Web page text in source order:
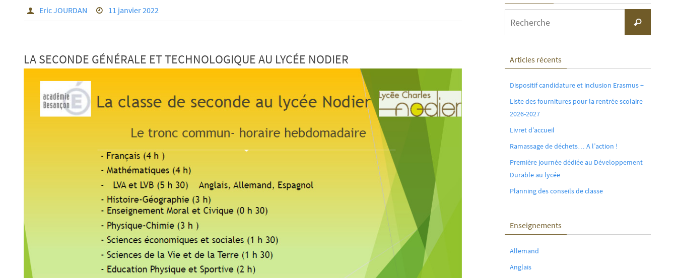
Eric JOURDAN 11 janvier 2022
LA SECONDE GÉNÉRALE ET TECHNOLOGIQUE AU LYCÉE NODIER
Recherche
Articles récents
Dispositif candidature et inclusion Erasmus +
Liste des fournitures pour la rentrée scolaire
2026-2027
Livret d’accueil
Ramassage de déchets… A l’action !
Première journée dédiée au Développement
Durable au lycée
Planning des conseils de classe
Enseignements
Allemand
Anglais